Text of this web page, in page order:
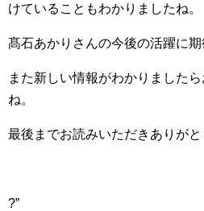
けていることもわかりましたね。
髙石あかりさんの今後の活躍に期
また新しい情報がわかりました
ね。
最後までお読みいただきありが
?”